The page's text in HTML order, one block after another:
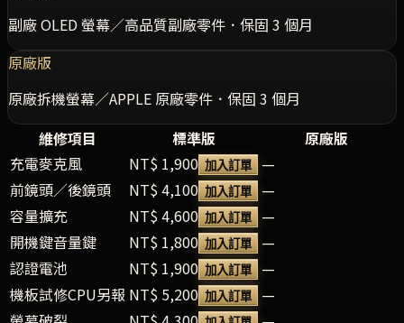
副廠 OLED 螢幕／高品質副廠零件．保固 3 個月
原廠版
原廠拆機螢幕／APPLE 原廠零件．保固 3 個月
維修項目
標準版
原廠版
充電麥克風
NT$ 1,900 加入訂單
—
前鏡頭／後鏡頭
NT$ 4,100 加入訂單
—
容量擴充
NT$ 4,600 加入訂單
—
開機鍵音量鍵
NT$ 1,800 加入訂單
—
認證電池
NT$ 1,900 加入訂單
—
機板試修CPU另報 NT$ 5,200 加入訂單
—